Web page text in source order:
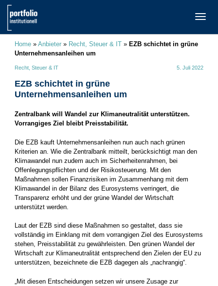
Home » Anbieter » Recht, Steuer & IT » EZB schichtet in grüne
Unternehmensanleihen um
Recht, Steuer & IT 5. Juli 2022
EZB schichtet in grüne
Unternehmensanleihen um
Zentralbank will Wandel zur Klimaneutralität unterstützen.
Vorrangiges Ziel bleibt Preisstabilität.
Die EZB kauft Unternehmensanleihen nun auch nach grünen
Kriterien an. Wie die Zentralbank mitteilt, berücksichtigt man den
Klimawandel nun zudem auch im Sicherheitenrahmen, bei
Offenlegungspflichten und der Risikosteuerung. Mit den
Maßnahmen sollen Finanzrisiken im Zusammenhang mit dem
Klimawandel in der Bilanz des Eurosystems verringert, die
Transparenz erhöht und der grüne Wandel der Wirtschaft
unterstützt werden.
Laut der EZB sind diese Maßnahmen so gestaltet, dass sie
vollständig im Einklang mit dem vorrangigen Ziel des Eurosystems
stehen, Preisstabilität zu gewährleisten. Den grünen Wandel der
Wirtschaft zur Klimaneutralität entsprechend den Zielen der EU zu
unterstützen, bezeichnete die EZB dagegen als „nachrangig“.
„Mit diesen Entscheidungen setzen wir unsere Zusage zur